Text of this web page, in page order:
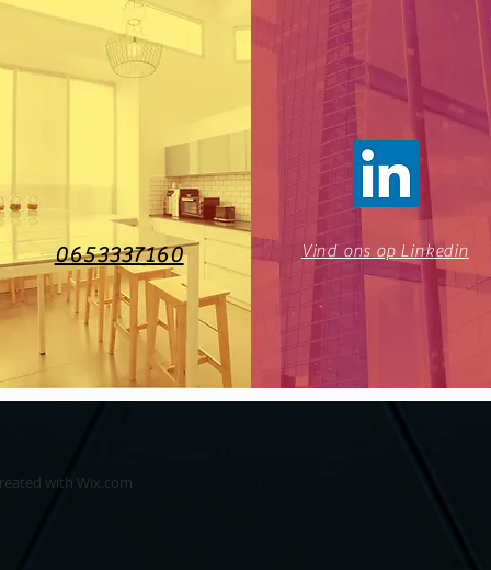
0653337160 Vind ons op Linkedin
with Wix.com